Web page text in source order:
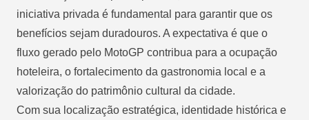
iniciativa privada é fundamental para garantir que os
benefícios sejam duradouros. A expectativa é que o
fluxo gerado pelo MotoGP contribua para a ocupação
hoteleira, o fortalecimento da gastronomia local e a
valorização do patrimônio cultural da cidade.
Com sua localização estratégica, identidade histórica e